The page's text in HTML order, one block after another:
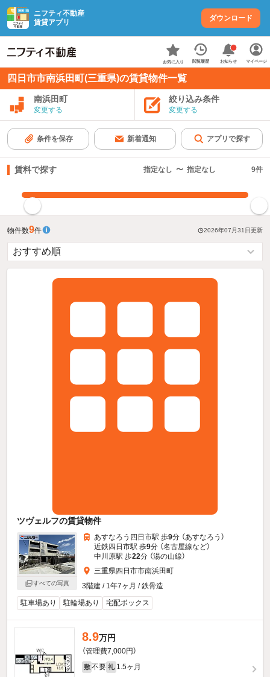
ニフティ不動産
賃貸アプリ
ダウンロード
お気に入り 閲覧履歴 お知らせ マイページ
四日市市南浜田町(三重県)の賃貸物件一覧
南浜田町
変更する
絞り込み条件
変更する
条件を保存 新着通知 アプリで探す
賃料で探す 指定なし 〜 指定なし 9件
物件数9件 2026年07月31日更新
ツヴェルフの賃貸物件
すべての写真
あすなろう四日市駅 歩9分 （あすなろう）
近鉄四日市駅 歩9分 （名古屋線など）
中川原駅 歩22分 （湯の山線）
三重県四日市市南浜田町
3階建 / 1年7ヶ月 / 鉄骨造
駐車場あり
駐輪場あり 宅配ボックス
8.9万円
（管理費7,000円）
敷 不要 礼 1.5ヶ月